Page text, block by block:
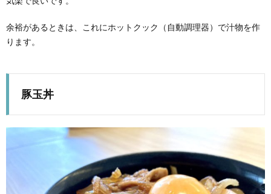
余裕があるときは、これにホットクック（自動調理器）で汁物を作
ります。
豚玉丼